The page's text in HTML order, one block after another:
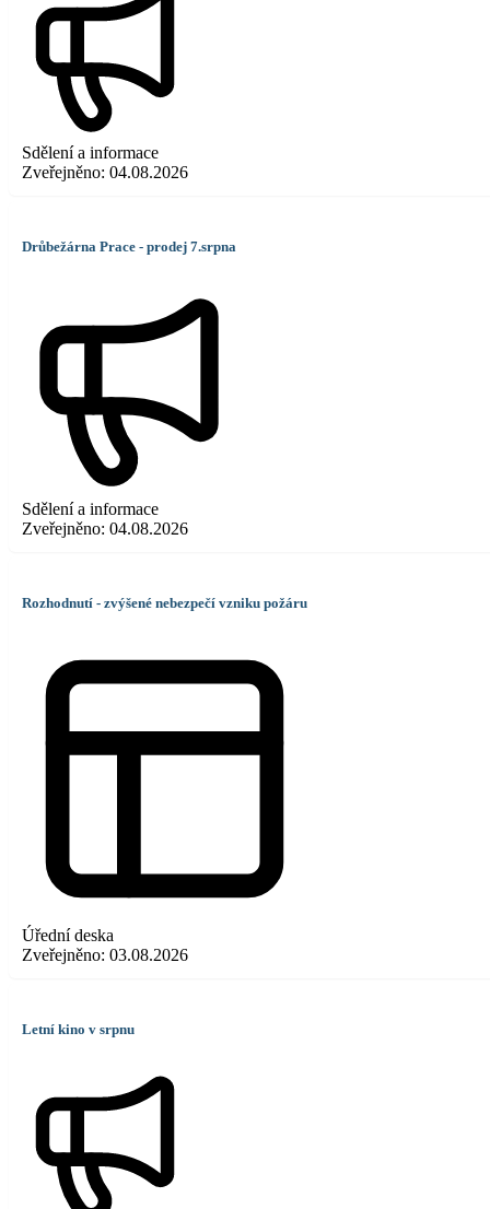
Sdělení a informace
Zveřejněno: 04.08.2026
Drůbežárna Prace - prodej 7.srpna
Sdělení a informace
Zveřejněno: 04.08.2026
Rozhodnutí - zvýšené nebezpečí vzniku požáru
Úřední deska
Zveřejněno: 03.08.2026
Letní kino v srpnu